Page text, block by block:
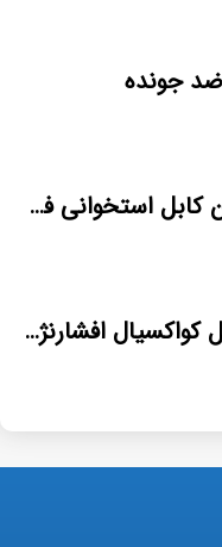
جونده
قیمت فروش بهترین کابل استخوانی فشار ضعیف
نمایندگی اصلی کابل کواکسیال افشارنژاد